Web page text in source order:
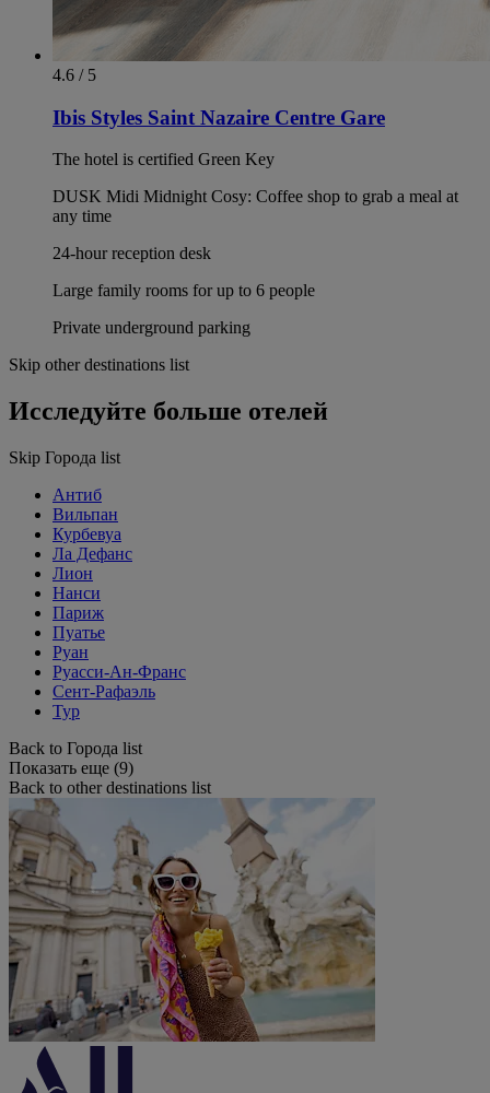
4.6 / 5
Ibis Styles Saint Nazaire Centre Gare
The hotel is certified Green Key
DUSK Midi Midnight Cosy: Coffee shop to grab a meal at
any time
24-hour reception desk
Large family rooms for up to 6 people
Private underground parking
Skip other destinations list
Исследуйте больше отелей
Skip Города list
Антиб
Вильпан
Курбевуа
Ла Дефанс
Лион
Нанси
Париж
Пуатье
Руан
Руасси-Ан-Франс
Сент-Рафаэль
Тур
Back to Города list
Показать еще (9)
Back to other destinations list